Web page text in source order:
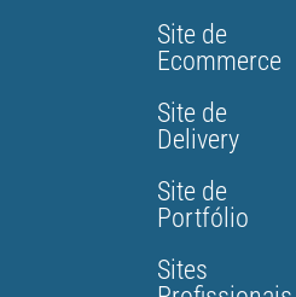
Site de
Ecommerce
Site de
Delivery
Site de
Portfólio
Sites